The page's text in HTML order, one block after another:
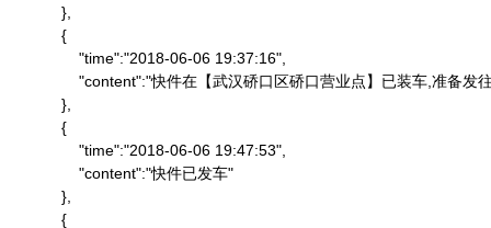
            },
            {
                "time":"2018-06-06 19:37:16",
"content":"快件在【武汉硚口区硚口营业点】已装车,准备
            },
            {
                "time":"2018-06-06 19:47:53",
                "content":"快件已发车"
            },
            {